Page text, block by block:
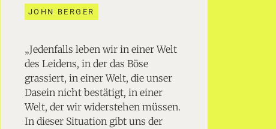
JOHN BERGER
„Jedenfalls leben wir in einer Welt
des Leidens, in der das Böse
grassiert, in einer Welt, die unser
Dasein nicht bestätigt, in einer
Welt, der wir widerstehen müssen.
In dieser Situation gibt uns der